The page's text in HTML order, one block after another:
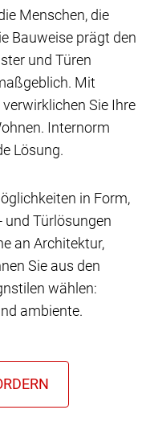
Menschen, die
Bauweise prägt den
und Türen
Mit
Sie Ihre
Internorm
Lösung.
in Form,
und Türlösungen
an Architektur,
Sie aus den
wählen:
ambiente.